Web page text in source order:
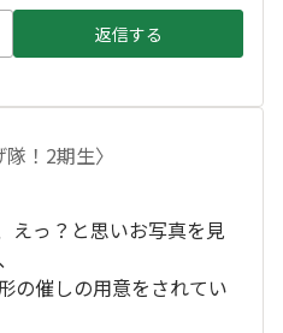
返信する
！2期生〉
えっ？と思いお写真を見
の催しの用意をされてい